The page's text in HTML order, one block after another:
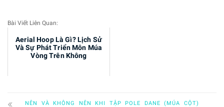
Bài Viết Liên Quan:
Aerial Hoop Là Gì? Lịch Sử
Và Sự Phát Triển Môn Múa
Vòng Trên Không
NÊN VÀ KHÔNG NÊN KHI TẬP POLE DANE (MÚA CỘT)